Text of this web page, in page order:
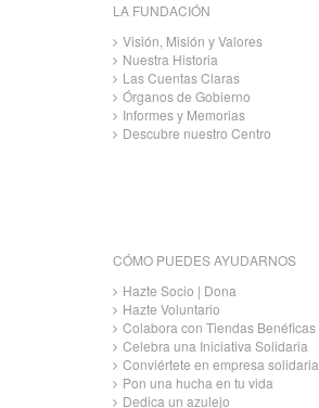
LA FUNDACIÓN
Visión, Misión y Valores
Nuestra Historia
Las Cuentas Claras
Órganos de Gobierno
Informes y Memorias
Descubre nuestro Centro
CÓMO PUEDES AYUDARNOS
Hazte Socio | Dona
Hazte Voluntario
Colabora con Tiendas Benéficas
Celebra una Iniciativa Solidaria
Conviértete en empresa solidaria
Pon una hucha en tu vida
Dedica un azulejo